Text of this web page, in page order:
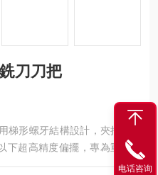
刀刀把
梯形螺牙結構設計，夾持扭力
超高精度偏擺，專為重切削
升切深與進給效率。其特殊阻
电话咨询